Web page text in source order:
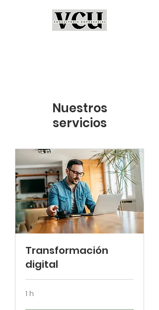
Nuestros
servicios
Transformación
digital
1 h